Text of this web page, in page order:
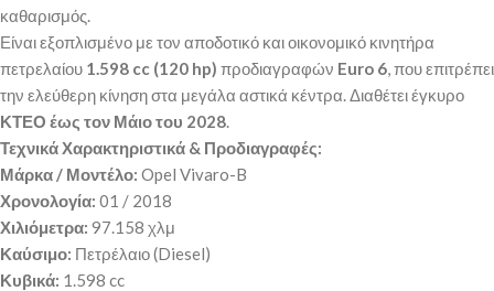
καθαρισμός.
Είναι εξοπλισμένο με τον αποδοτικό και οικονομικό κινητήρα
πετρελαίου 1.598 cc (120 hp) προδιαγραφών Euro 6, που επιτρέπει
την ελεύθερη κίνηση στα μεγάλα αστικά κέντρα. Διαθέτει έγκυρο
ΚΤΕΟ έως τον Μάιο του 2028.
Τεχνικά Χαρακτηριστικά & Προδιαγραφές:
Μάρκα / Μοντέλο: Opel Vivaro-B
Χρονολογία: 01 / 2018
Χιλιόμετρα: 97.158 χλμ
Καύσιμο: Πετρέλαιο (Diesel)
Κυβικά: 1.598 cc